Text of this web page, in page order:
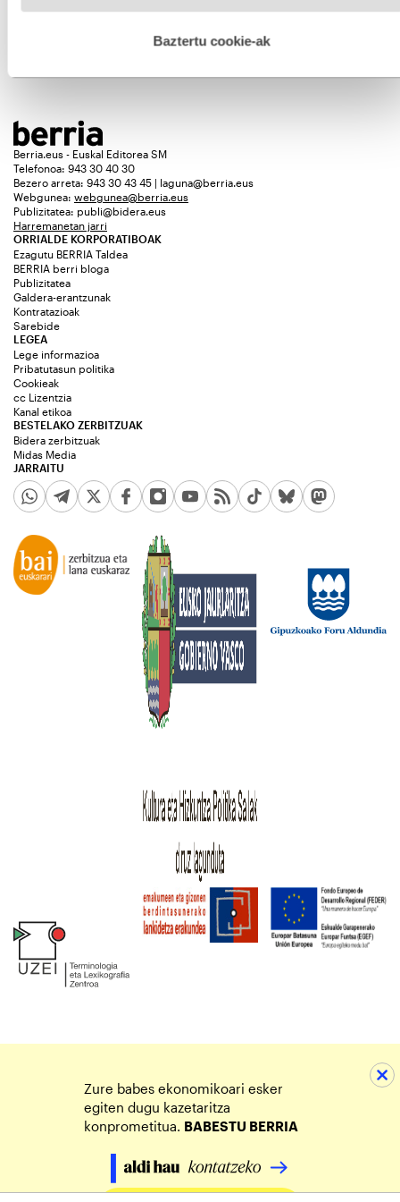
esplizitua ematen diguzu.Gehiago irakurri
Baztertu cookie-ak
GARIKOITZ GOIKOETXEA
Berria.eus - Euskal Editorea SM
Telefonoa: 943 30 40 30
Bezero arreta: 943 30 43 45 | laguna@berria.eus
Webgunea: webgunea@berria.eus
Publizitatea: publi@bidera.eus
Harremanetan jarri
ORRIALDE KORPORATIBOAK
Ezagutu BERRIA Taldea
BERRIA berri bloga
Publizitatea
Galdera-erantzunak
Kontratazioak
Sarebide
JARRAITU
LEGEA
Lege informazioa
Pribatutasun politika
Cookieak
cc Lizentzia
Kanal etikoa
BESTELAKO ZERBITZUAK
Bidera zerbitzuak
Midas Media
Zure babes ekonomikoari esker
egiten dugu kazetaritza
konprometitua. BABESTU BERRIA